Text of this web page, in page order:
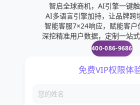
智启全球商机，AI引擎一键
AI多语言引擎加持，让品牌跨
智能客服7×24响应，赋能客户
深挖精准用户数据，定制一站
400-086-9686